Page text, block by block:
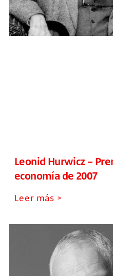
Leonid Hurwicz –
economía de 2007
Leer más >